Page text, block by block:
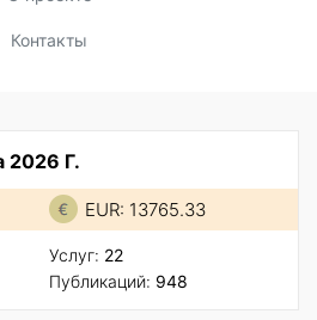
Контакты
2026 Г.
EUR: 13765.33
Услуг: 22
Публикаций: 948